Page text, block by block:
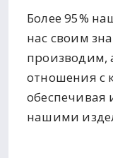
Более 95%
нас своим
производим,
отношения с
обеспечивая
нашими